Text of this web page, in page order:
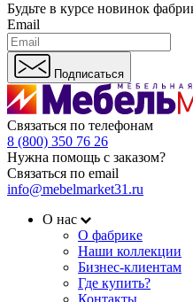
Будьте в курсе новинок
Email
Подписаться
Связаться по телефонам
8 (800) 350 76 26
Нужна помощь с заказом?
Связаться по email
info@mebelmarket31.ru
О нас
О фабрике
Наши коллекции
Бизнес-клиентам
Где купить?